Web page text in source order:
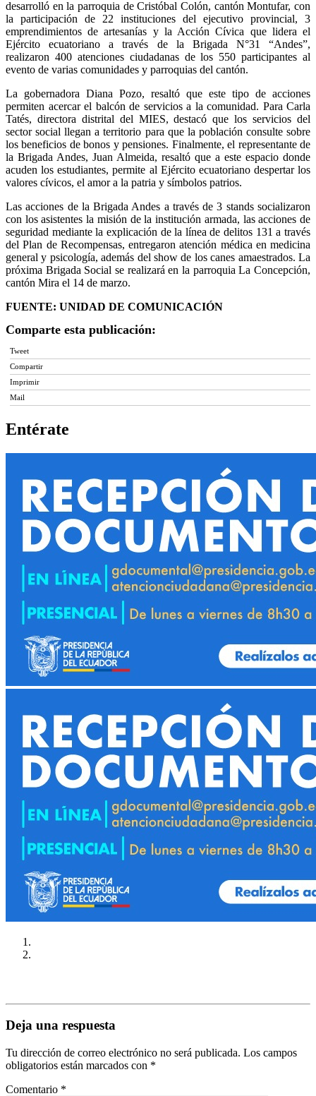
desarrolló en la parroquia de Cristóbal Colón, cantón Montufar, con
la participación de 22 instituciones del ejecutivo provincial, 3
emprendimientos de artesanías y la Acción Cívica que lidera el
Ejército ecuatoriano a través de la Brigada N°31 “Andes”,
realizaron 400 atenciones ciudadanas de los 550 participantes al
evento de varias comunidades y parroquias del cantón.
La gobernadora Diana Pozo, resaltó que este tipo de acciones
permiten acercar el balcón de servicios a la comunidad. Para Carla
Tatés, directora distrital del MIES, destacó que los servicios del
sector social llegan a territorio para que la población consulte sobre
los beneficios de bonos y pensiones. Finalmente, el representante de
la Brigada Andes, Juan Almeida, resaltó que a este espacio donde
acuden los estudiantes, permite al Ejército ecuatoriano despertar los
valores cívicos, el amor a la patria y símbolos patrios.
Las acciones de la Brigada Andes a través de 3 stands socializaron
con los asistentes la misión de la institución armada, las acciones de
seguridad mediante la explicación de la línea de delitos 131 a través
del Plan de Recompensas, entregaron atención médica en medicina
general y psicología, además del show de los canes amaestrados. La
próxima Brigada Social se realizará en la parroquia La Concepción,
cantón Mira el 14 de marzo.
FUENTE: UNIDAD DE COMUNICACIÓN
Comparte esta publicación:
Tweet
Compartir
Imprimir
Mail
Entérate
Deja una respuesta
Tu dirección de correo electrónico no será publicada. Los campos
obligatorios están marcados con *
Comentario *